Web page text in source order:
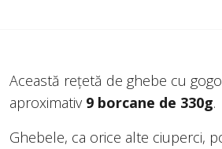
Această rețetă de ghebe cu
aproximativ 9 borcane de 330g.
Ghebele, ca orice alte ciuperci,